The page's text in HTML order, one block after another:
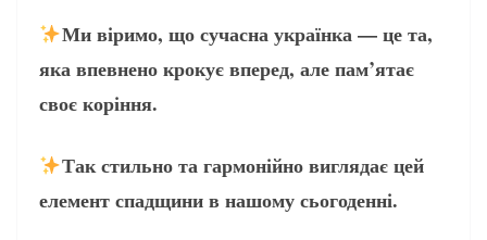
Ми віримо, що сучасна українка — це та,
яка впевнено крокує вперед, але пам’ятає
своє коріння.
Так стильно та гармонійно виглядає цей
елемент спадщини в нашому сьогоденні.